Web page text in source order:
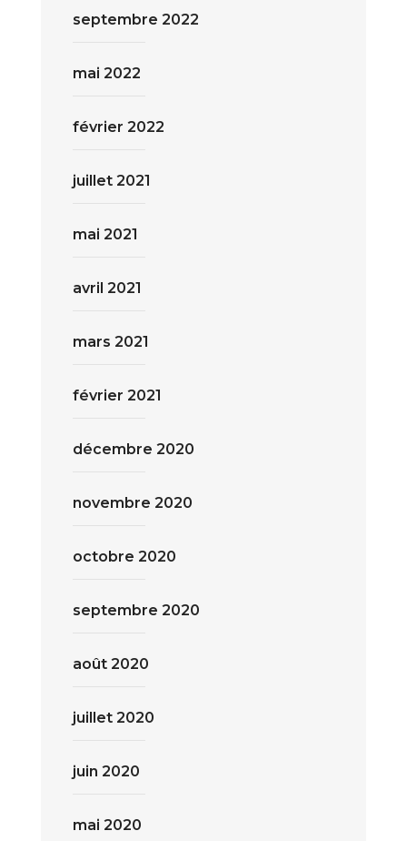
septembre 2022
mai 2022
février 2022
juillet 2021
mai 2021
avril 2021
mars 2021
février 2021
décembre 2020
novembre 2020
octobre 2020
septembre 2020
août 2020
juillet 2020
juin 2020
mai 2020